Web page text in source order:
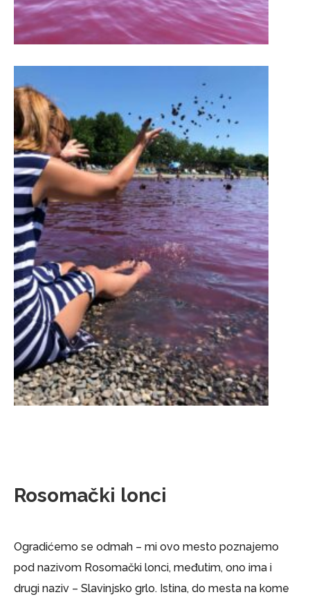
Rosomački lonci
Ogradićemo se odmah – mi ovo mesto poznajemo
pod nazivom Rosomački lonci, međutim, ono ima i
drugi naziv – Slavinjsko grlo. Istina, do mesta na kome